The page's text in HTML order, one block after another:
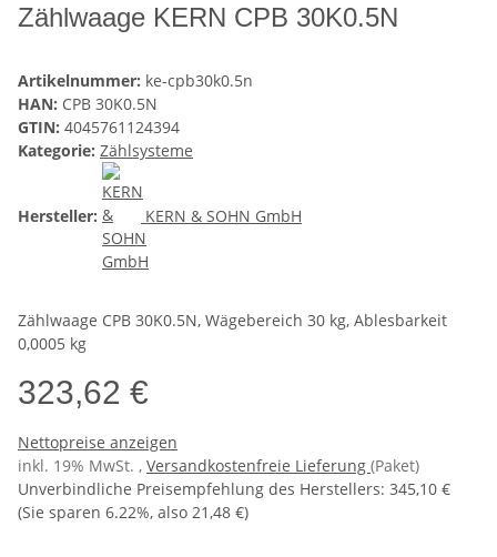
Zählwaage KERN CPB 30K0.5N
Artikelnummer: ke-cpb30k0.5n
HAN: CPB 30K0.5N
GTIN: 4045761124394
Kategorie: Zählsysteme
Hersteller: KERN & SOHN GmbH
Zählwaage CPB 30K0.5N, Wägebereich 30 kg, Ablesbarkeit
0,0005 kg
323,62 €
Nettopreise anzeigen
inkl. 19% MwSt. , Versandkostenfreie Lieferung (Paket)
Unverbindliche Preisempfehlung des Herstellers: 345,10 €
(Sie sparen 6.22%, also 21,48 €)